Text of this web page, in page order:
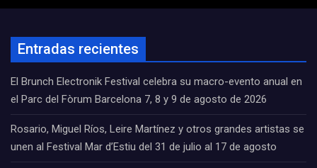
Entradas recientes
El Brunch Electronik Festival celebra su macro-evento anual en
el Parc del Fòrum Barcelona 7, 8 y 9 de agosto de 2026
Rosario, Miguel Ríos, Leire Martínez y otros grandes artistas se
unen al Festival Mar d’Estiu del 31 de julio al 17 de agosto